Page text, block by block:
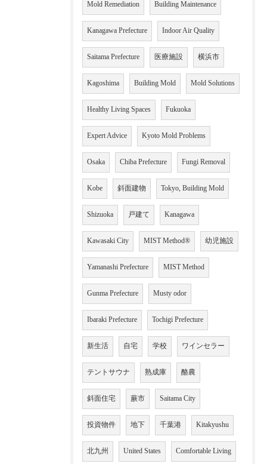
Mold Remediation Building Maintenance
Kanagawa Prefecture Indoor Air Quality
Saitama Prefecture 医療施設 横浜市
Kagoshima Building Mold Mold Solutions
Healthy Living Spaces Fukuoka
Expert Advice Kyoto Mold Problems
Osaka Chiba Prefecture Fungi Removal
Kobe 斜面建物 Tokyo, Building Mold
Shizuoka 戸建て Kanagawa
Kawasaki City MIST Method® 幼児施設
Yamanashi Prefecture MIST Method
Gunma Prefecture Musty odor
Ibaraki Prefecture Tochigi Prefecture
新生活 自宅 学校 ワインセラー
テントサウナ 熟成庫 酪農
斜面住宅 蕨市 Saitama City
投資物件 地下 千葉港 Kitakyushu
北九州 United States Comfortable Living